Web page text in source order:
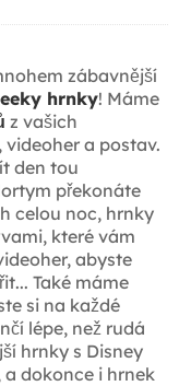
zábavnější
hrnky! Máme
z vašich
a postav.
den tou
překonáte
celou noc, hrnky
které vám
abyste
Také máme
si na každé
lépe, než rudá
hrnky s Disney
a dokonce i hrnek